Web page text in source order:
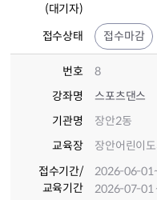
(대기자)
접수상태 접수마감
번호
8
강좌명
스포츠댄스
기관명
장안2동
교육장
장안어린이
접수기간/
교육기간
2026-06-01
2026-07-01